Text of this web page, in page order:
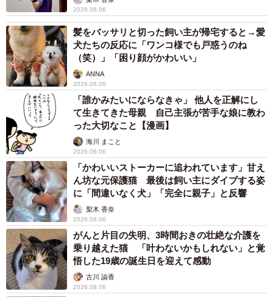
2026.08.06
髪をバッサリと切った飼い主が帰宅すると→愛
犬たちの反応に「ワンコ様でも戸惑うのね
（笑）」「困り顔がかわいい」
ANNA
2026.08.06
「誰かみたいにならなきゃ」 他人を正解にし
て生きてきた母親 自己主張が苦手な娘に教わ
った大切なこと【漫画】
海川 まこと
2026.08.06
「かわいいストーカーに追われています」甘え
ん坊な元保護猫 最後は飼い主にダイブする姿
に「間違いなく犬」「完全に親子」と反響
梨木 香奈
2026.08.06
がんと片目の失明、3時間おきの壮絶な介護を
乗り越えた猫 「叶わないかもしれない」と覚
悟した19歳の誕生日を迎えて感動
古川 諭香
2026.08.06